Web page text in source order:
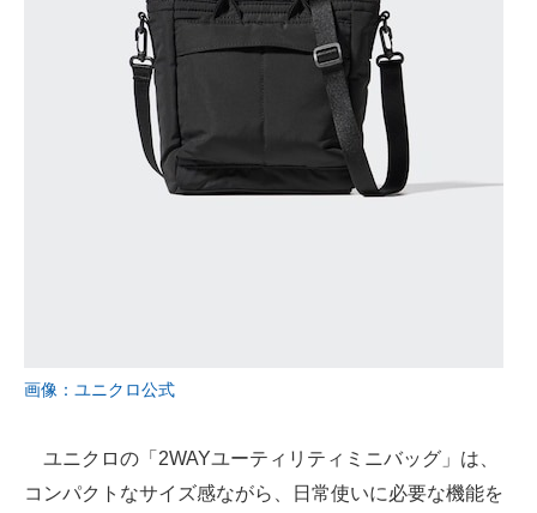
画像：ユニクロ公式
ユニクロの「2WAYユーティリティミニバッグ」は、
コンパクトなサイズ感ながら、日常使いに必要な機能を